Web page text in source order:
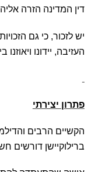
דין המדינה הזרה אליה
יש לזכור, כי גם
העזיבה, יידונו
פתרון יצירתי
הקשיים הרבים
ברילוקיישן דורשים